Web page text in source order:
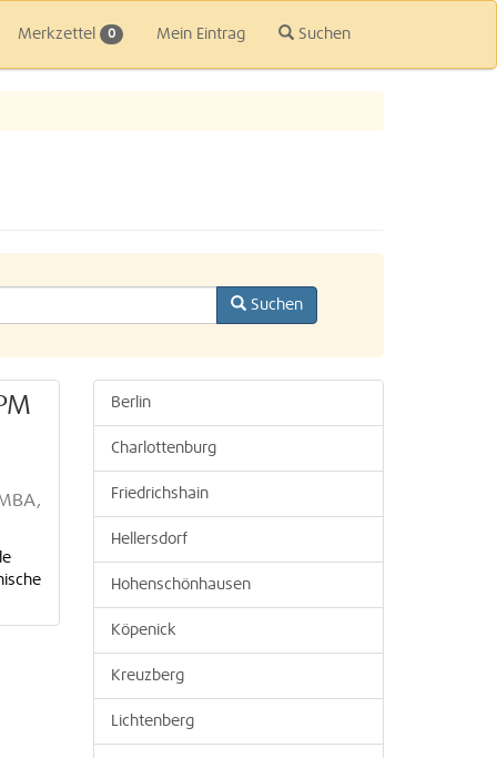
Merkzettel 0 Mein Eintrag Suchen
Suchen
Berlin
Charlottenburg
Friedrichshain
Hellersdorf
Hohenschönhausen
Köpenick
Kreuzberg
Lichtenberg